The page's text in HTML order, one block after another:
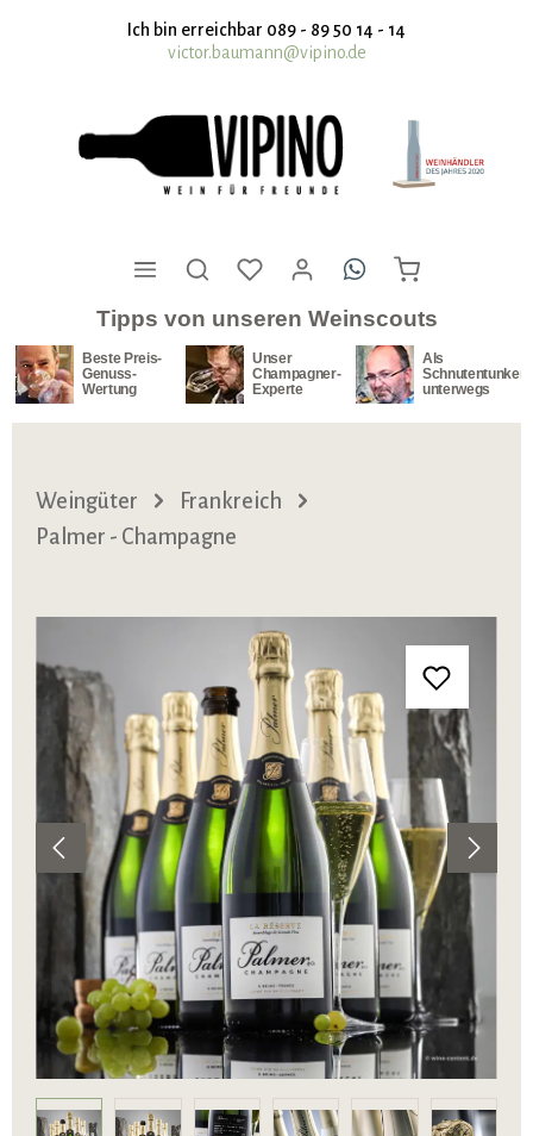
springenIch bin erreichbar 089 - 89 50 14 - 14
victor.baumann@vipino.de
Tipps von unseren Weinscouts
Beste Preis-
Genuss-
Wertung
Unser
Champagner-
Experte
Als
Schnutentunker
unterwegs
Weingüter
Frankreich
Palmer - Champagne
Bildergalerie überspringen